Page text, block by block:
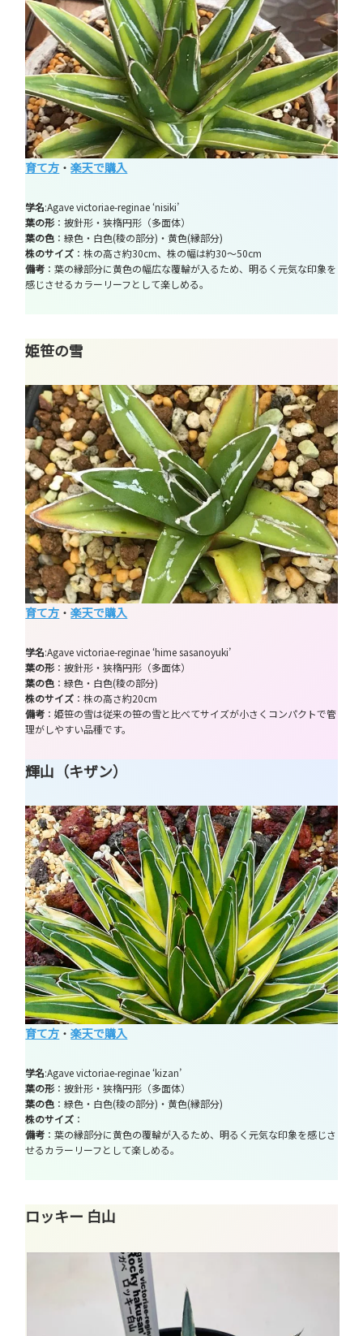
育て方 ・楽天で購入
学名:Agave victoriae-reginae ‘nisiki’
葉の形 ：披針形・狭楕円形（多面体）
葉の色 ：緑色・白色(稜の部分)・黄色(縁部分)
株のサイズ ：株の高さ約30cm、株の幅は約30～50cm
備考 ：葉の縁部分に黄色の幅広な覆輪が入るため、明るく元気な印象を
感じさせるカラーリーフとして楽しめる。
姫笹の雪
育て方 ・楽天で購入
学名:Agave victoriae-reginae ‘hime sasanoyuki’
葉の形 ：披針形・狭楕円形（多面体）
葉の色 ：緑色・白色(稜の部分)
株のサイズ ：株の高さ約20cm
備考 ：姫笹の雪は従来の笹の雪と比べてサイズが小さくコンパクトで管
理がしやすい品種です。
輝山（キザン）
育て方 ・楽天で購入
学名:Agave victoriae-reginae ‘kizan’
葉の形 ：披針形・狭楕円形（多面体）
葉の色 ：緑色・白色(稜の部分)・黄色(縁部分)
株のサイズ ：
備考 ：葉の縁部分に黄色の覆輪が入るため、明るく元気な印象を感じさ
せるカラーリーフとして楽しめる。
ロッキー 白山